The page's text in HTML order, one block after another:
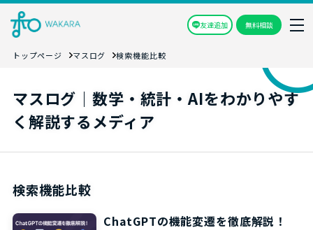
友達追加 無料相談
トップページ マスログ 検索機能比較
マスログ｜数学・統計・AIをわかりやす
く解説するメディア
検索機能比較
ChatGPTの機能変遷を徹底解説！